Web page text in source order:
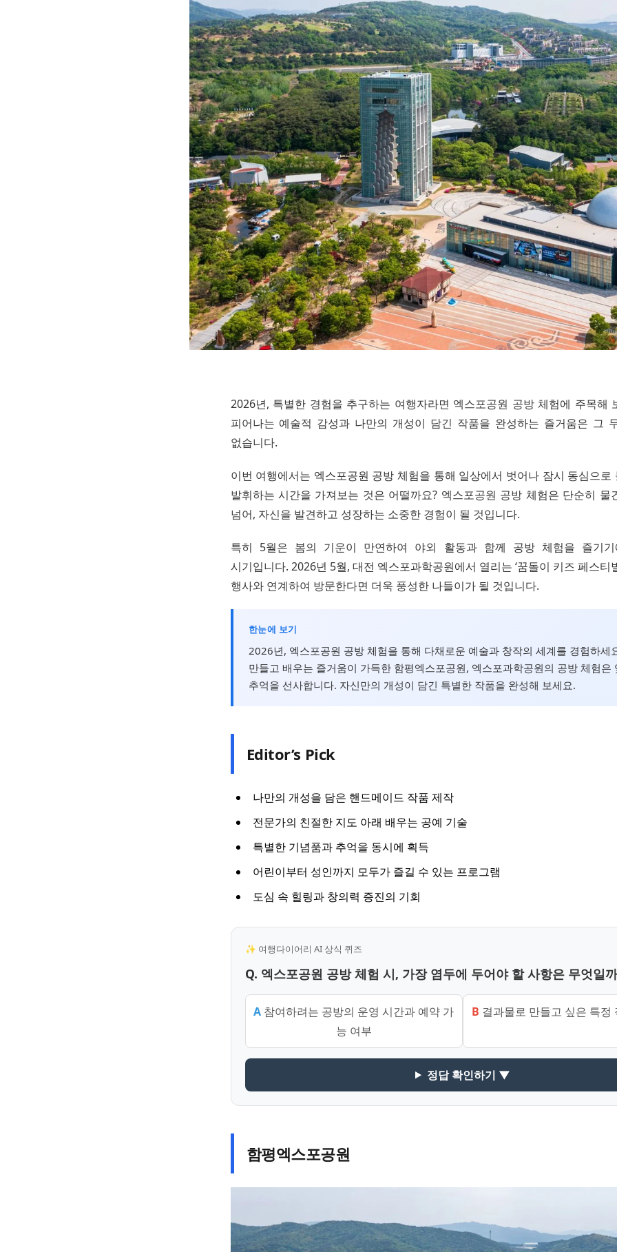
2026년, 특별한 경험을 추구하는 여행자라면 엑스포공원 공방 체험에 주목해
피어나는 예술적 감성과 나만의 개성이 담긴 작품을 완성하는 즐거움은 그
없습니다.
이번 여행에서는 엑스포공원 공방 체험을 통해 일상에서 벗어나 잠시 동심으로
발휘하는 시간을 가져보는 것은 어떨까요? 엑스포공원 공방 체험은 단순히 물
넘어, 자신을 발견하고 성장하는 소중한 경험이 될 것입니다.
특히 5월은 봄의 기운이 만연하여 야외 활동과 함께 공방 체험을 즐기
시기입니다. 2026년 5월, 대전 엑스포과학공원에서 열리는 ‘꿈돌이 키즈 페스티
행사와 연계하여 방문한다면 더욱 풍성한 나들이가 될 것입니다.
한눈에 보기
2026년, 엑스포공원 공방 체험을 통해 다채로운 예술과 창작의 세계를 경험하세
만들고 배우는 즐거움이 가득한 함평엑스포공원, 엑스포과학공원의 공방 체험은
추억을 선사합니다. 자신만의 개성이 담긴 특별한 작품을 완성해 보세요.
Editor’s Pick
나만의 개성을 담은 핸드메이드 작품 제작
전문가의 친절한 지도 아래 배우는 공예 기술
특별한 기념품과 추억을 동시에 획득
어린이부터 성인까지 모두가 즐길 수 있는 프로그램
도심 속 힐링과 창의력 증진의 기회
✨ 여행다이어리 AI 상식 퀴즈
Q. 엑스포공원 공방 체험 시, 가장 염두에 두어야 할 사항은 무엇일
A 참여하려는 공방의 운영 시간과 예약 가
능 여부
B 결과물로 만들고 싶은 특정
정답 확인하기 ▼
함평엑스포공원